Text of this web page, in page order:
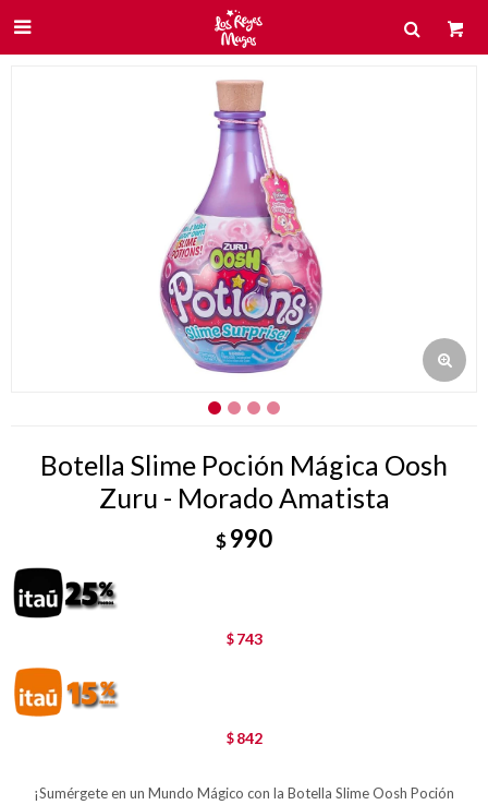

Botella Slime Poción Mágica Oosh
Zuru - Morado Amatista
$990
$ 743
$ 842
¡Sumérgete en un Mundo Mágico con la Botella Slime Oosh Poción